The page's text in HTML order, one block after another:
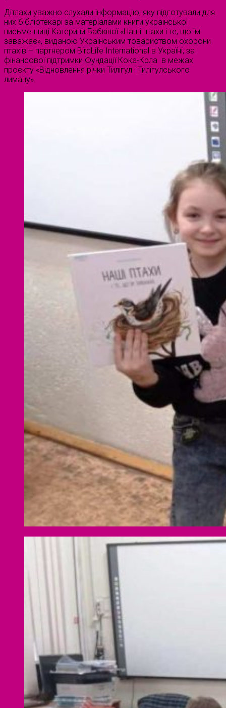
Дітлахи уважно слухали інформацію, яку підготували для
них бібліотекарі за матеріалами книги української
письменниці Катерини Бабкіної «Наші птахи і те, що їм
заважає», виданою Українським товариством охорони
птахів – партнером BirdLife International в Україні, за
фінансової підтримки Фундації Кока-Крла в межах
проєкту «Відновлення річки Тилігул і Тилігулського
лиману».